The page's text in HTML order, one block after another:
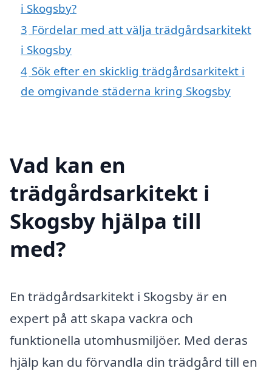
i Skogsby?
3 Fördelar med att välja trädgårdsarkitekt
i Skogsby
4 Sök efter en skicklig trädgårdsarkitekt i
de omgivande städerna kring Skogsby
Vad kan en
trädgårdsarkitekt i
Skogsby hjälpa till
med?
En trädgårdsarkitekt i Skogsby är en
expert på att skapa vackra och
funktionella utomhusmiljöer. Med deras
hjälp kan du förvandla din trädgård till en